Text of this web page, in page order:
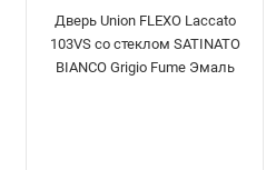
Дверь Union FLEXO Laccato
103VS со стеклом SATINATO
BIANCO Grigio Fume Эмаль